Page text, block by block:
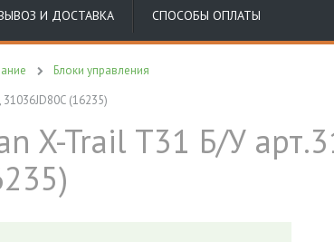
И ДОСТАВКА СПОСОБЫ ОПЛАТЫ
Блоки управления
(16235)
X-Trail T31 Б/У